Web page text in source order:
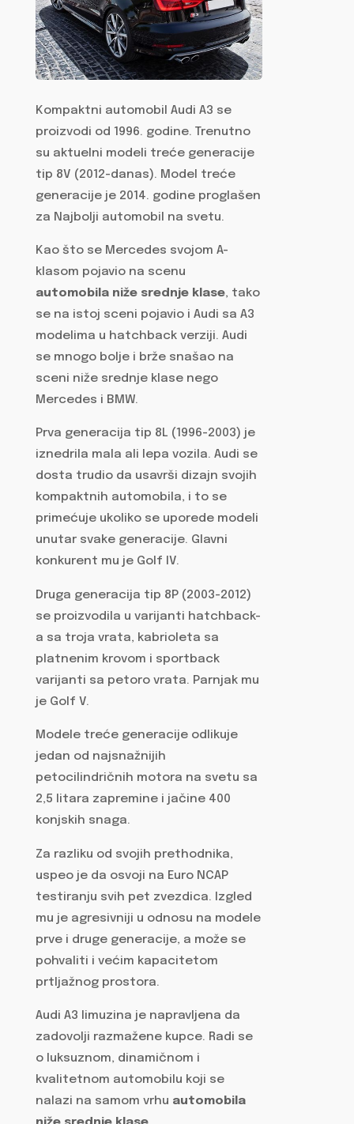
Kompaktni automobil Audi A3 se
proizvodi od 1996. godine. Trenutno
su aktuelni modeli treće generacije
tip 8V (2012-danas). Model treće
generacije je 2014. godine proglašen
za Najbolji automobil na svetu.
Kao što se Mercedes svojom A-
klasom pojavio na scenu
automobila niže srednje klase, tako
se na istoj sceni pojavio i Audi sa A3
modelima u hatchback verziji. Audi
se mnogo bolje i brže snašao na
sceni niže srednje klase nego
Mercedes i BMW.
Prva generacija tip 8L (1996-2003) je
iznedrila mala ali lepa vozila. Audi se
dosta trudio da usavrši dizajn svojih
kompaktnih automobila, i to se
primećuje ukoliko se uporede modeli
unutar svake generacije. Glavni
konkurent mu je Golf IV.
Druga generacija tip 8P (2003-2012)
se proizvodila u varijanti hatchback-
a sa troja vrata, kabrioleta sa
platnenim krovom i sportback
varijanti sa petoro vrata. Parnjak mu
je Golf V.
Modele treće generacije odlikuje
jedan od najsnažnijih
petocilindričnih motora na svetu sa
2,5 litara zapremine i jačine 400
konjskih snaga.
Za razliku od svojih prethodnika,
uspeo je da osvoji na Euro NCAP
testiranju svih pet zvezdica. Izgled
mu je agresivniji u odnosu na modele
prve i druge generacije, a može se
pohvaliti i većim kapacitetom
prtljažnog prostora.
Audi A3 limuzina je napravljena da
zadovolji razmažene kupce. Radi se
o luksuznom, dinamičnom i
kvalitetnom automobilu koji se
nalazi na samom vrhu automobila